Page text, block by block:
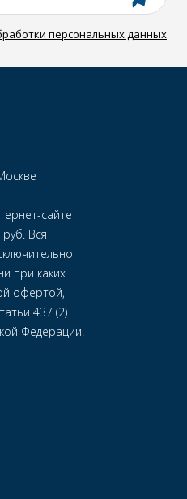
персональных данных
сайте
Вся
при каких
офертой,
437 (2)
Федерации.